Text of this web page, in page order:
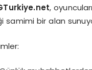
,
samimi bir alan